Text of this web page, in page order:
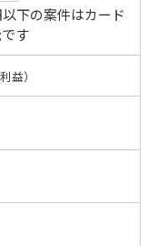
下の案件はカード
す
益）